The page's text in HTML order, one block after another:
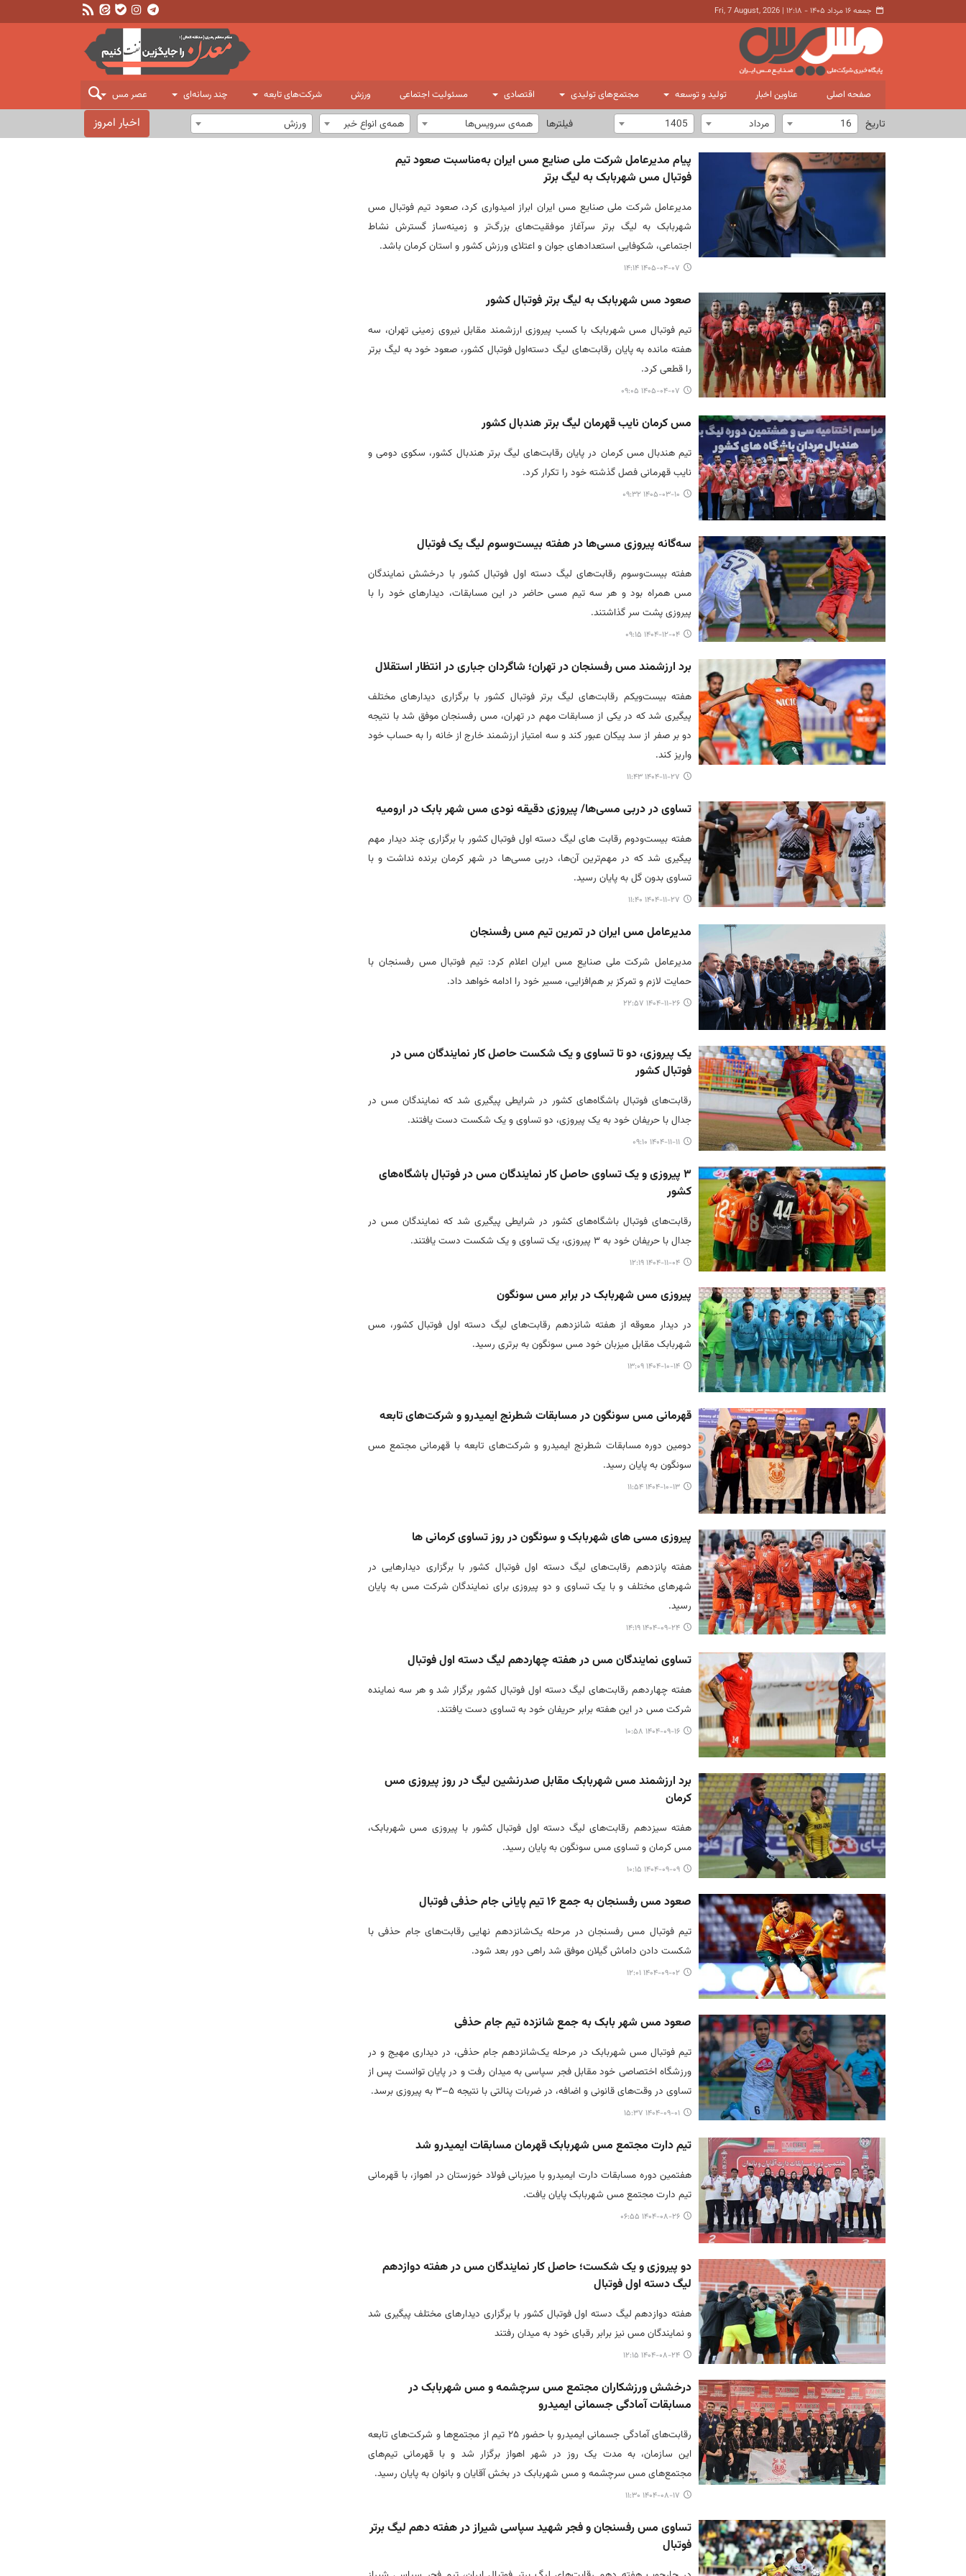
جمعه ۱۶ مرداد ۱۴۰۵ - ۱۲:۱۸ |
Fri, 7 August, 2026
صفحه اصلی عناوین اخبار تولید و توسعه مجتمع‌های تولیدی اقتصادی مسئولیت اجتماعی ورزش شرکت‌های تابعه چند رسانه‌ای عصر مس
تاریخ 16 مرداد 1405 فیلترها همه‌ی سرویس‌ها همه‌ی انواع خبر ورزش اخبار امروز
پیام مدیرعامل شرکت ملی صنایع مس ایران به‌مناسبت صعود تیم
فوتبال مس شهربابک به لیگ برتر
مدیرعامل شرکت ملی صنایع مس ایران ابراز امیدواری کرد، صعود تیم فوتبال مس
شهربابک به لیگ برتر سرآغاز موفقیت‌های بزرگ‌تر و زمینه‌ساز گسترش نشاط
اجتماعی، شکوفایی استعدادهای جوان و اعتلای ورزش کشور و استان کرمان باشد.
۱۴۰۵-۰۴-۰۷ ۱۴:۱۴
صعود مس شهربابک به لیگ برتر فوتبال کشور
تیم فوتبال مس شهربابک با کسب پیروزی ارزشمند مقابل نیروی زمینی تهران، سه
هفته مانده به پایان رقابت‌های لیگ دسته‌اول فوتبال کشور، صعود خود به لیگ برتر
را قطعی کرد.
۱۴۰۵-۰۴-۰۷ ۰۹:۰۵
مس کرمان نایب قهرمان لیگ برتر هندبال کشور
تیم هندبال مس کرمان در پایان رقابت‌های لیگ برتر هندبال کشور، سکوی دومی و
نایب قهرمانی فصل گذشته خود را تکرار کرد.
۱۴۰۵-۰۳-۱۰ ۰۹:۳۲
سه‌گانه‌ پیروزی مسی‌ها در هفته بیست‌وسوم لیگ یک فوتبال
هفته بیست‌وسوم رقابت‌های لیگ دسته اول فوتبال کشور با درخشش نمایندگان
مس همراه بود و هر سه تیم مسی حاضر در این مسابقات، دیدارهای خود را با
پیروزی پشت سر گذاشتند.
۱۴۰۴-۱۲-۰۴ ۰۹:۱۵
برد ارزشمند مس رفسنجان در تهران؛ شاگردان جباری در انتظار استقلال
هفته بیست‌ویکم رقابت‌های لیگ برتر فوتبال کشور با برگزاری دیدارهای مختلف
پیگیری شد که در یکی از مسابقات مهم در تهران، مس رفسنجان موفق شد با نتیجه
دو بر صفر از سد پیکان عبور کند و سه امتیاز ارزشمند خارج از خانه را به حساب خود
واریز کند.
۱۴۰۴-۱۱-۲۷ ۱۱:۴۳
‌تساوی در دربی مسی‌ها/ پیروزی دقیقه نودی مس شهر بابک در ارومیه
هفته بیست‌ودوم رقابت‌ های لیگ دسته اول فوتبال کشور با برگزاری چند دیدار مهم
پیگیری شد که در مهم‌ترین آن‌ها، دربی مسی‌ها در شهر کرمان برنده نداشت و با
تساوی بدون گل به پایان رسید.
۱۴۰۴-۱۱-۲۷ ۱۱:۴۰
مدیرعامل مس ایران در تمرین تیم مس رفسنجان
مدیرعامل شرکت ملی صنایع مس ایران اعلام کرد: تیم فوتبال مس رفسنجان با
حمایت لازم و تمرکز بر هم‌افزایی، مسیر خود را ادامه خواهد داد.
۱۴۰۴-۱۱-۲۶ ۲۲:۵۷
یک پیروزی، دو تا تساوی و یک شکست حاصل کار نمایندگان مس در
فوتبال کشور
‎رقابت‌های فوتبال باشگاه‌های کشور در شرایطی پیگیری شد که نمایندگان مس در
جدال با حریفان خود به یک پیروزی، دو تساوی و یک شکست دست یافتند.
۱۴۰۴-۱۱-۱۱ ۰۹:۱۰
۳ پیروزی و یک تساوی حاصل کار نمایندگان مس در فوتبال باشگاه‌های
کشور
رقابت‌های فوتبال باشگاه‌های کشور در شرایطی پیگیری شد که نمایندگان مس در
جدال با حریفان خود به ۳ پیروزی، یک تساوی و یک شکست دست یافتند.
۱۴۰۴-۱۱-۰۴ ۱۲:۱۹
پیروزی مس شهربابک در برابر مس سونگون
در دیدار معوقه از هفته شانزدهم رقابت‌های لیگ دسته اول فوتبال کشور، مس
شهربابک مقابل میزبان خود مس سونگون به برتری رسید.
۱۴۰۴-۱۰-۱۴ ۱۳:۰۹
قهرمانی مس سونگون در مسابقات شطرنج ایمیدرو و شرکت‌های تابعه
دومین دوره مسابقات شطرنج ایمیدرو و شرکت‌های تابعه با قهرمانی مجتمع مس
سونگون به پایان رسید.
۱۴۰۴-۱۰-۱۳ ۱۱:۵۴
پیروزی مسی های شهربابک و سونگون در روز تساوی کرمانی ها
هفته پانزدهم رقابت‌های لیگ دسته اول فوتبال کشور با برگزاری دیدارهایی در
شهرهای مختلف و با یک تساوی و دو پیروزی برای نمایندگان شرکت مس به پایان
رسید.
۱۴۰۴-۰۹-۲۴ ۱۴:۱۹
تساوی نمایندگان مس در هفته چهاردهم لیگ دسته اول فوتبال
هفته چهاردهم رقابت‌های لیگ دسته اول فوتبال کشور برگزار شد و هر سه نماینده
شرکت مس در این هفته برابر حریفان خود به تساوی دست یافتند.
۱۴۰۴-۰۹-۱۶ ۱۰:۵۸
برد ارزشمند مس شهربابک مقابل صدرنشین لیگ در روز پیروزی مس
کرمان
هفته سیزدهم رقابت‌های لیگ دسته اول فوتبال کشور با پیروزی مس شهربابک،
مس کرمان و تساوی مس سونگون به پایان رسید.
۱۴۰۴-۰۹-۰۹ ۱۰:۱۵
صعود مس رفسنجان به جمع ۱۶ تیم پایانی جام حذفی فوتبال
تیم فوتبال مس رفسنجان در مرحله یک‌شانزدهم نهایی رقابت‌های جام حذفی با
شکست دادن داماش گیلان موفق شد راهی دور بعد شود.
۱۴۰۴-۰۹-۰۲ ۱۲:۰۱
صعود مس شهر بابک به جمع شانزده تیم جام حذفی
تیم فوتبال مس شهربابک در مرحله یک‌شانزدهم جام حذفی، در دیداری مهیج و در
ورزشگاه اختصاصی خود مقابل فجر سپاسی به میدان رفت و در پایان توانست پس از
تساوی در وقت‌های قانونی و اضافه، در ضربات پنالتی با نتیجه ۵–۳ به پیروزی برسد.
۱۴۰۴-۰۹-۰۱ ۱۵:۳۷
تیم دارت مجتمع مس شهربابک قهرمان مسابقات ایمیدرو شد
هفتمین دوره مسابقات دارت ایمیدرو با میزبانی فولاد خوزستان در اهواز، با قهرمانی
تیم دارت مجتمع مس شهربابک پایان یافت.
۱۴۰۴-۰۸-۲۶ ۰۶:۵۵
دو پیروزی و یک شکست؛ حاصل کار نمایندگان مس در هفته دوازدهم
لیگ دسته اول فوتبال
هفته دوازدهم لیگ دسته اول فوتبال کشور با برگزاری دیدارهای مختلف پیگیری شد
و نمایندگان مس نیز برابر رقبای خود به میدان رفتند
۱۴۰۴-۰۸-۲۴ ۱۲:۱۵
درخشش ورزشکاران مجتمع مس سرچشمه و مس شهربابک در
مسابقات آمادگی جسمانی ایمیدرو
رقابت‌های آمادگی جسمانی ایمیدرو با حضور ۲۵ تیم از مجتمع‌ها و شرکت‌های تابعه
این سازمان، به مدت یک روز در شهر اهواز برگزار شد و با قهرمانی تیم‌های
مجتمع‌های مس سرچشمه و مس شهربابک در بخش آقایان و بانوان به پایان رسید.
۱۴۰۴-۰۸-۱۷ ۱۱:۳۰
تساوی مس رفسنجان و فجر شهید سپاسی شیراز در هفته دهم لیگ برتر
فوتبال